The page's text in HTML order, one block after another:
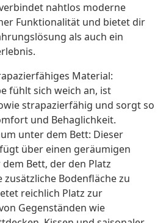
nahtlos moderne
Funktionalität und bietet dir
als auch ein
Material:
fühlt sich weich an, ist
strapazierfähig und sorgt so
und Behaglichkeit.
unter dem Bett: Dieser
über einen geräumigen
Bett, der den Platz
Bodenfläche zu
reichlich Platz zur
Gegenständen wie